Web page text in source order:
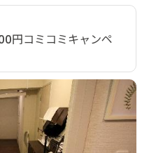
円コミコミキャンペ